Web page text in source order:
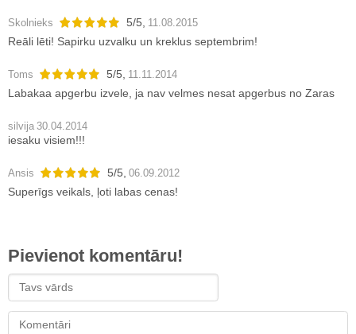
Skolnieks 5/5 11.08.2015
Reāli lēti! Sapirku uzvalku un kreklus septembrim!
Toms 5/5 11.11.2014
Labakaa apgerbu izvele, ja nav velmes nesat apgerbus no Zaras
silvija 30.04.2014
iesaku visiem!!!
Ansis 5/5 06.09.2012
Superīgs veikals, ļoti labas cenas!
Pievienot komentāru!